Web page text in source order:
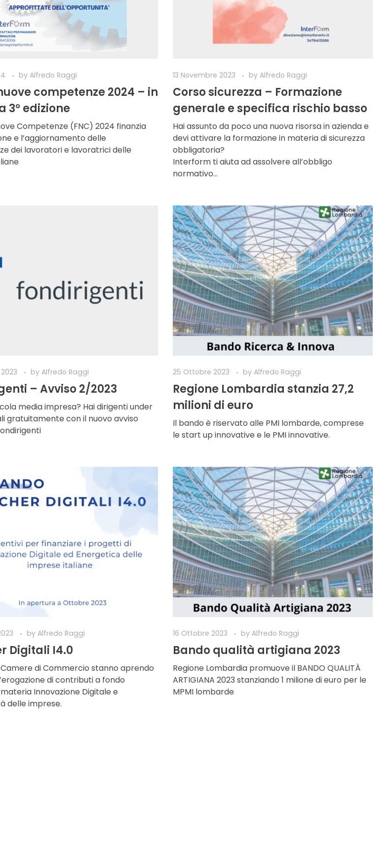
by Alfredo Raggi
competenze 2024 – in
3° edizione
Competenze (FNC) 2024 finanzia
e l’aggiornamento delle
dei lavoratori e lavoratrici delle
13 Novembre 2023 by Alfredo Raggi
Corso sicurezza – Formazione
generale e specifica rischio basso
Hai assunto da poco una nuova risorsa in azienda e
devi attivare la formazione in materia di sicurezza
obbligatoria?
Interform ti aiuta ad assolvere all’obbligo
normativo…
by Alfredo Raggi
– Avviso 2/2023
media impresa? Hai dirigenti under
gratuitamente con il nuovo avviso
25 Ottobre 2023 by Alfredo Raggi
Regione Lombardia stanzia 27,2
milioni di euro
Il bando è riservato alle PMI lombarde, comprese
le start up innovative e le PMI innovative.
by Alfredo Raggi
Digitali I4.0
di Commercio stanno aprendo
di contributi a fondo
Innovazione Digitale e
delle imprese.
16 Ottobre 2023 by Alfredo Raggi
Bando qualità artigiana 2023
Regione Lombardia promuove il BANDO QUALITÀ
ARTIGIANA 2023 stanziando 1 milione di euro per le
MPMI lombarde